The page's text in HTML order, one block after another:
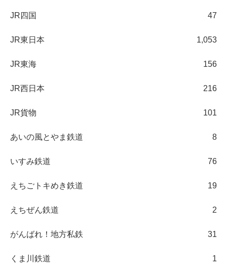
JR四国 47
JR東日本 1,053
JR東海 156
JR西日本 216
JR貨物 101
あいの風とやま鉄道 8
いすみ鉄道 76
えちごトキめき鉄道 19
えちぜん鉄道 2
がんばれ！地方私鉄 31
くま川鉄道 1